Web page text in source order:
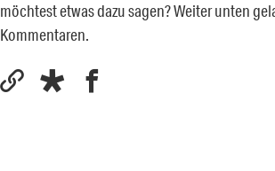
möchtest etwas dazu sagen? Weiter unten
Kommentaren.